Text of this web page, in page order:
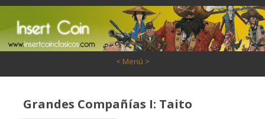
< Menú >
Grandes Compañías I: Taito